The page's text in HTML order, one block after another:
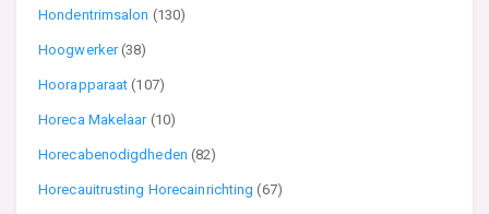
Hondentrimsalon (130)
Hoogwerker(38)
Hoorapparaat(107)
Horeca Makelaar (10)
Horecabenodigdheden (82)
Horecauitrusting Horecainrichting(67)